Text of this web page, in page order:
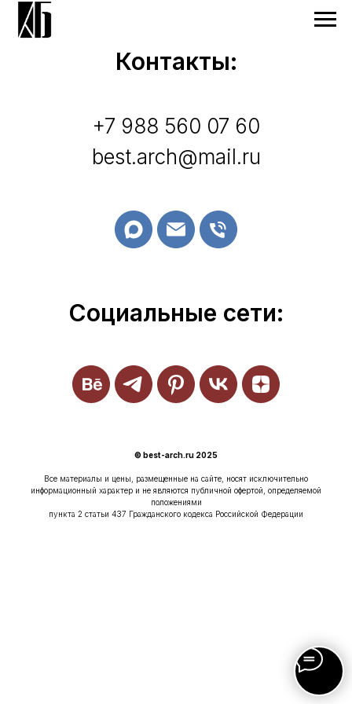
Контакты:
+7 988 560 07 60
best.arch@mail.ru
Социальные сети:
© best-arch.ru 2025
Все материалы и цены, размещенные на сайте, носят исключительно
информационный характер и не являются публичной офертой, определяемой
положениями
пункта 2 статьи 437 Гражданского кодекса Российской Федерации